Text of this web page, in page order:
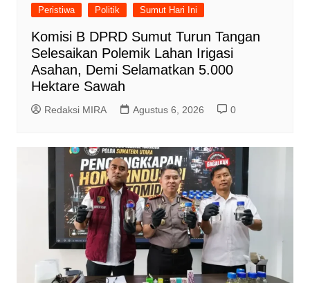
Peristiwa
Politik Sumut Hari Ini
Komisi B DPRD Sumut Turun Tangan
Selesaikan Polemik Lahan Irigasi
Asahan, Demi Selamatkan 5.000
Hektare Sawah
Redaksi MIRA Agustus 6, 2026 0